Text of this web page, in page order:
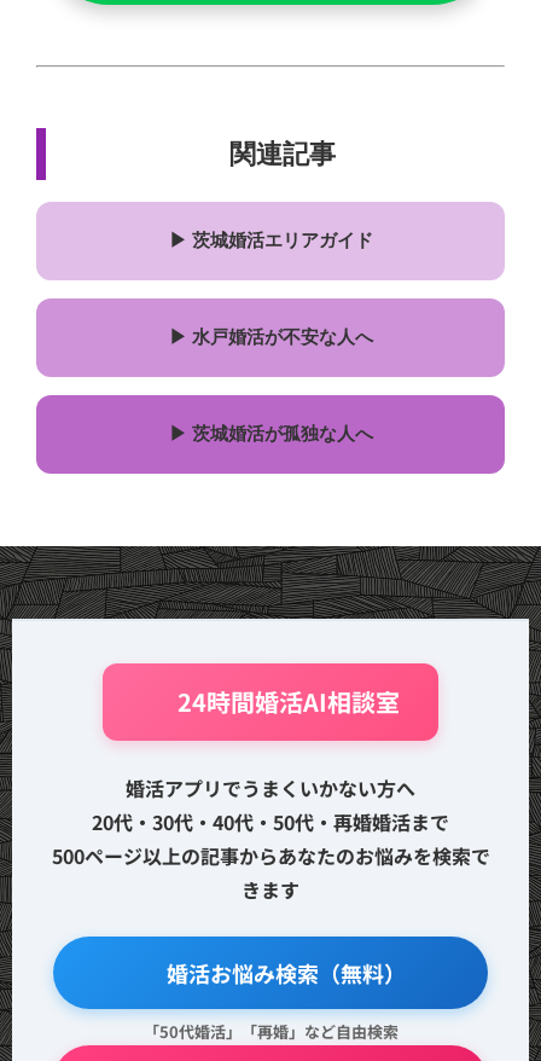
関連記事
▶ 茨城婚活エリアガイド
▶ 水戸婚活が不安な人へ
▶ 茨城婚活が孤独な人へ
🤖 24時間婚活AI相談室
婚活アプリでうまくいかない方へ
20代・30代・40代・50代・再婚婚活まで
500ページ以上の記事からあなたのお悩みを検索で
きます
🔍 婚活お悩み検索（無料）
「50代婚活」「再婚」など自由検索